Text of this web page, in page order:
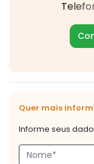
Quer mais
Informe seus